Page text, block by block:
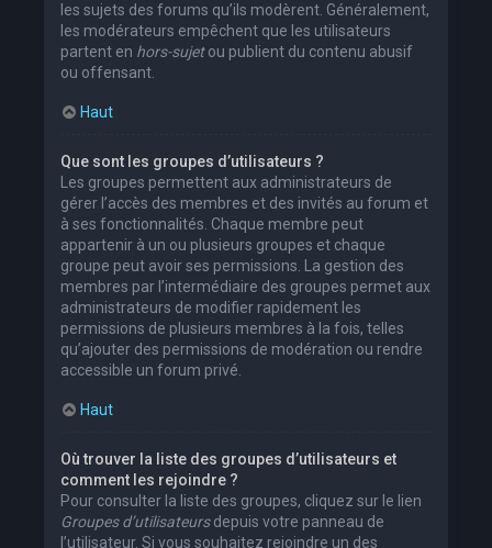
les sujets des forums qu’ils modèrent. Généralement,
les modérateurs empêchent que les utilisateurs
partent en hors-sujetou publient du contenu abusif
ou offensant.
Haut
Que sont les groupes d’utilisateurs ?
Les groupes permettent aux administrateurs de
gérer l’accès des membres et des invités au forum et
à ses fonctionnalités. Chaque membre peut
appartenir à un ou plusieurs groupes et chaque
groupe peut avoir ses permissions. La gestion des
membres par l’intermédiaire des groupes permet aux
administrateurs de modifier rapidement les
permissions de plusieurs membres à la fois, telles
qu’ajouter des permissions de modération ou rendre
accessible un forum privé.
Haut
Où trouver la liste des groupes d’utilisateurs et
comment les rejoindre ?
Pour consulter la liste des groupes, cliquez sur le lien
Groupes d’utilisateursdepuis votre panneau de
l’utilisateur. Si vous souhaitez rejoindre un des